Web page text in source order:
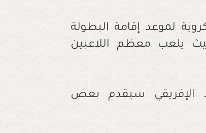
لموعد إقامة البطولة
يلعب معظم اللاعبين
الإفريقي سيقدم بعض